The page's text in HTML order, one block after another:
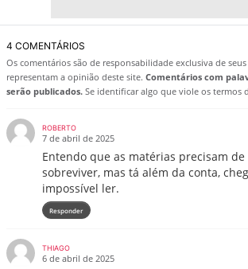
4 COMENTÁRIOS
Os comentários são de responsabilidade exclusiva de
representam a opinião deste site. Comentários com
serão publicados. Se identificar algo que viole os termos
ROBERTO
7 de abril de 2025
Entendo que as matérias precisam
sobreviver, mas tá além da conta,
impossível ler.
Responder
THIAGO
6 de abril de 2025